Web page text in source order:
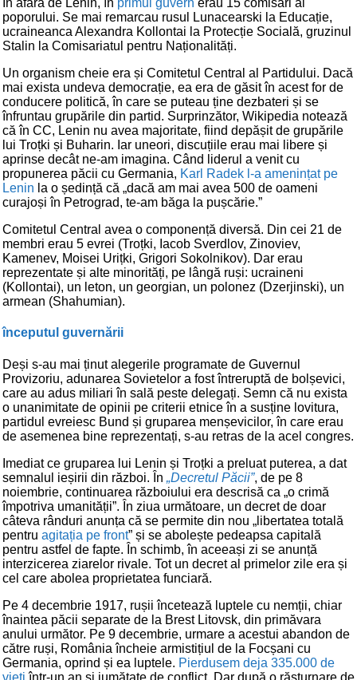
În afară de Lenin, în primul guvern erau 15 comisari ai
poporului. Se mai remarcau rusul Lunacearski la Educație,
ucraineanca Alexandra Kollontai la Protecție Socială, gruzinul
Stalin la Comisariatul pentru Naționalități.
Un organism cheie era și Comitetul Central al Partidului. Dacă
mai exista undeva democrație, ea era de găsit în acest for de
conducere politică, în care se puteau ține dezbateri și se
înfruntau grupările din partid. Surprinzător, Wikipedia notează
că în CC, Lenin nu avea majoritate, fiind depășit de grupările
lui Troțki și Buharin. Iar uneori, discuțiile erau mai libere și
aprinse decât ne-am imagina. Când liderul a venit cu
propunerea păcii cu Germania, Karl Radek l-a amenințat pe
Lenin la o ședință că „dacă am mai avea 500 de oameni
curajoși în Petrograd, te-am băga la pușcărie.”
Comitetul Central avea o componență diversă. Din cei 21 de
membri erau 5 evrei (Troțki, Iacob Sverdlov, Zinoviev,
Kamenev, Moisei Urițki, Grigori Sokolnikov). Dar erau
reprezentate și alte minorități, pe lângă ruși: ucraineni
(Kollontai), un leton, un georgian, un polonez (Dzerjinski), un
armean (Shahumian).
începutul guvernării
Deși s-au mai ținut alegerile programate de Guvernul
Provizoriu, adunarea Sovietelor a fost întreruptă de bolșevici,
care au adus miliari în sală peste delegați. Semn că nu exista
o unanimitate de opinii pe criterii etnice în a susține lovitura,
partidul evreiesc Bund și gruparea menșevicilor, în care erau
de asemenea bine reprezentați, s-au retras de la acel congres.
Imediat ce gruparea lui Lenin și Troțki a preluat puterea, a dat
semnalul ieșirii din război. În „Decretul Păcii”, de pe 8
noiembrie, continuarea războiului era descrisă ca „o crimă
împotriva umanității”. În ziua următoare, un decret de doar
câteva rânduri anunța că se permite din nou „libertatea totală
pentru agitația pe front” și se abolește pedeapsa capitală
pentru astfel de fapte. În schimb, în aceeași zi se anunță
interzicerea ziarelor rivale. Tot un decret al primelor zile era și
cel care abolea proprietatea funciară.
Pe 4 decembrie 1917, rușii încetează luptele cu nemții, chiar
înaintea păcii separate de la Brest Litovsk, din primăvara
anului următor. Pe 9 decembrie, urmare a acestui abandon de
către ruși, România încheie armistițiul de la Focșani cu
Germania, oprind și ea luptele. Pierdusem deja 335.000 de
vieți într-un an și jumătate de conflict. Dar după o răsturnare de